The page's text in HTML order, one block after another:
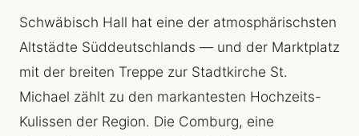
Schwäbisch Hall hat eine der atmosphärischsten
Altstädte Süddeutschlands — und der Marktplatz
mit der breiten Treppe zur Stadtkirche St.
Michael zählt zu den markantesten Hochzeits-
Kulissen der Region. Die Comburg, eine